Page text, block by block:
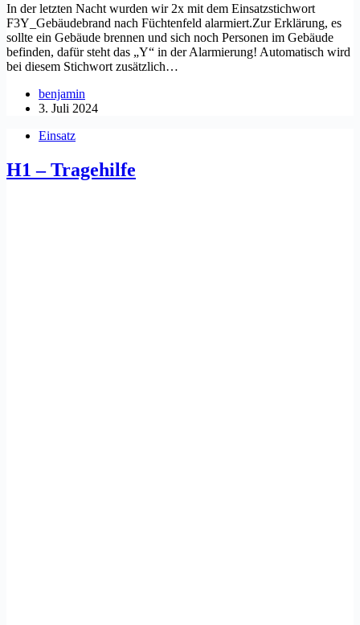
In der letzten Nacht wurden wir 2x mit dem Einsatzstichwort
F3Y_Gebäudebrand nach Füchtenfeld alarmiert.Zur Erklärung, es
sollte ein Gebäude brennen und sich noch Personen im Gebäude
befinden, dafür steht das „Y“ in der Alarmierung! Automatisch wird
bei diesem Stichwort zusätzlich…
benjamin
3. Juli 2024
Einsatz
H1 – Tragehilfe